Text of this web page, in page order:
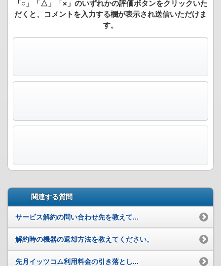
「○」「△」「×」のいずれかの評価ボタンをクリックいた
だくと、コメントを入力する欄が表示され送信いただけま
す。
関連する質問
サービス解約の問い合わせ先を教えて...
解約時の機器の返却方法を教えてください。
先月イッツコム利用料金の引き落とし...